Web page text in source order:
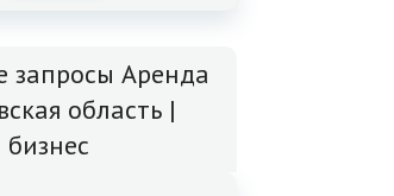
запросы Аренда
область |